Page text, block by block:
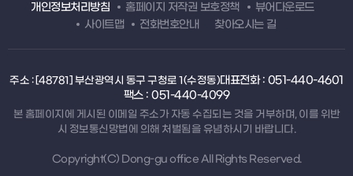
개인정보처리방침 홈페이지 저작권 보호정책
뷰어다운로드
사이트맵
전화번호안내 찾아오시는 길
주소 : [48781] 부산광역시 동구 구청로 1(수정동)대표전화 : 051-440-4601
팩스 : 051-440-4099
본 홈페이지에 게시된 이메일 주소가 자동 수집되는 것을 거부하며, 이를 위반
시 정보통신망법에 의해 처벌됨을 유념하시기 바랍니다.
Copyright(C) Dong-gu office All Rights Reserved.